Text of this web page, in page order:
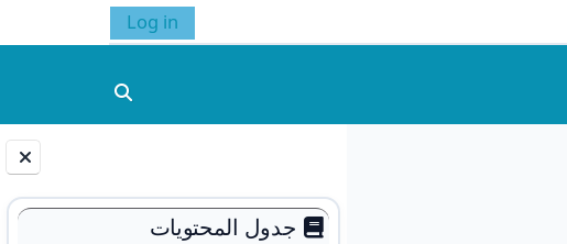
الكتلجدول المحتويات
Log in